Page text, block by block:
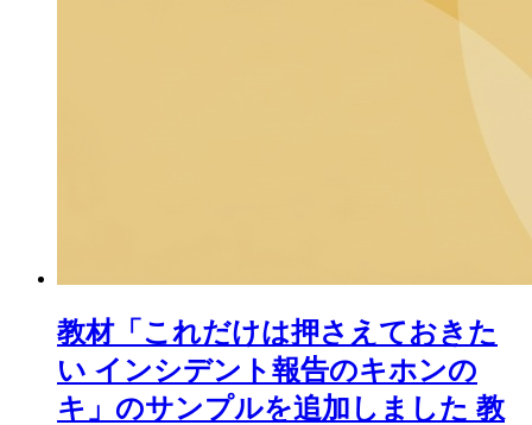
教材「これだけは押さえておきた
い インシデント報告のキホンの
キ」のサンプルを追加しました 教